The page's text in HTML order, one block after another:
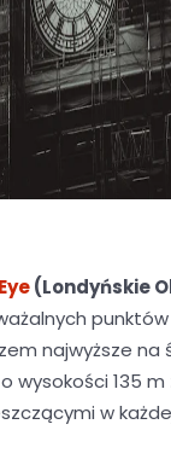
(Londyńskie
najwyższe na
wysokości 135 m
w